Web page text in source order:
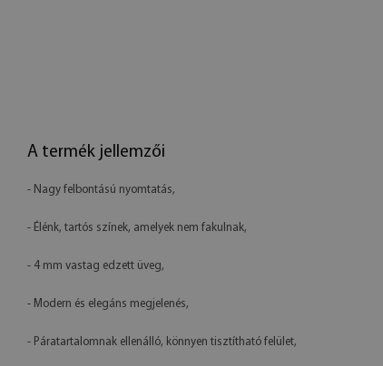
A termék jellemzői
- Nagy felbontású nyomtatás,
- Élénk, tartós színek, amelyek nem fakulnak,
- 4 mm vastag edzett üveg,
- Modern és elegáns megjelenés,
- Páratartalomnak ellenálló, könnyen tisztítható felület,